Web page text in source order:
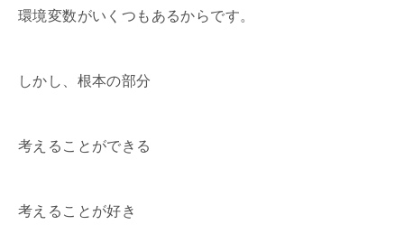
環境変数がいくつもあるからです。
しかし、根本の部分
考えることができる
考えることが好き